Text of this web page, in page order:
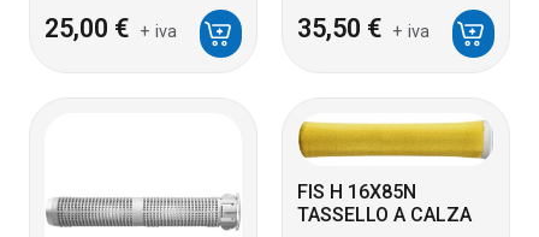
25,00 € + iva 35,50 € + iva
FIS H 16X85N
TASSELLO A CALZA